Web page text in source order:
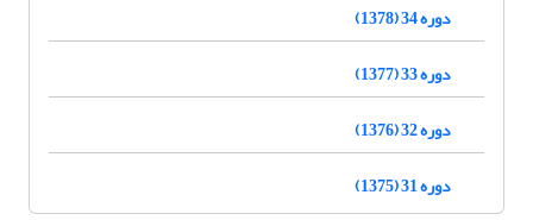
دوره 34 (1378)
دوره 33 (1377)
دوره 32 (1376)
دوره 31 (1375)